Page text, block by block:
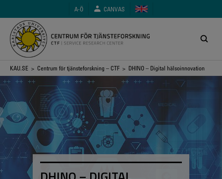
huvudinnehåll
A-Ö CANVAS
Länkstig
KAU.SE > Centrum för tjänsteforskning – CTF > DHINO – Digital hälsoinnovation